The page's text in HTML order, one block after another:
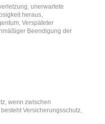
unerwartete
heraus,
Verspäteter
Beendigung der
wenn zwischen
Versicherungsschutz,